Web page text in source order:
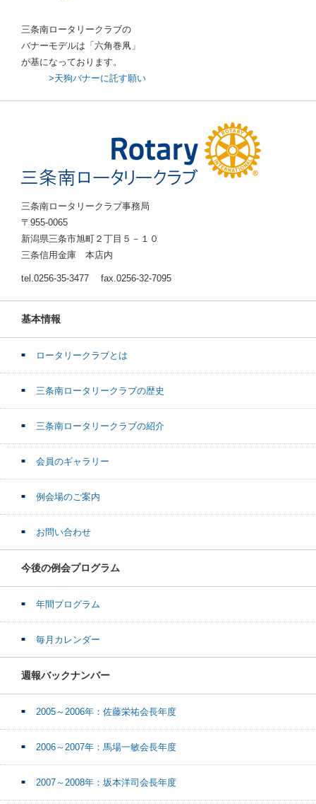
三条南ロータリークラブの
バナーモデルは「六角巻凧」
が基になっております。
>天狗バナーに託す願い
三条南ロータリークラブ事務局
〒955-0065
新潟県三条市旭町２丁目５－１０
三条信用金庫 本店内
tel.0256-35-3477 fax.0256-32-7095
基本情報
ロータリークラブとは
三条南ロータリークラブの歴史
三条南ロータリークラブの紹介
会員のギャラリー
例会場のご案内
お問い合わせ
今後の例会プログラム
年間プログラム
毎月カレンダー
週報バックナンバー
2005～2006年：佐藤栄祐会長年度
2006～2007年：馬場一敏会長年度
2007～2008年：坂本洋司会長年度